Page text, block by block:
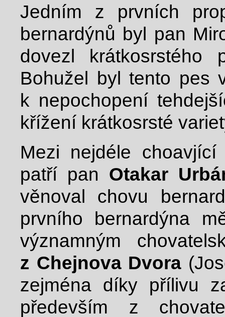
Jedním z prvních
bernardýnů byl pan
dovezl
Bohužel byl tento pes
k nepochopení
křížení krátkosrsté
Mezi nejdéle
patří pan Otakar
věnoval chovu
prvního bernardýna
významným
z Chejnova Dvora
zejména díky přílivu
především z